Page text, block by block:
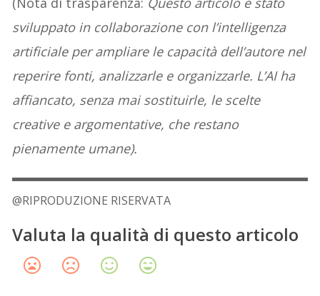
sviluppato in collaborazione con l’intelligenza
artificiale per ampliare le capacità dell’autore nel
reperire fonti, analizzarle e organizzarle. L’AI ha
affiancato, senza mai sostituirle, le scelte
creative e argomentative, che restano
pienamente umane).
@RIPRODUZIONE RISERVATA
Valuta la qualità di questo articolo